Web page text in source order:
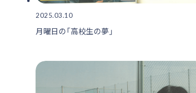
2025.03.10
月曜日の「高校生の夢」